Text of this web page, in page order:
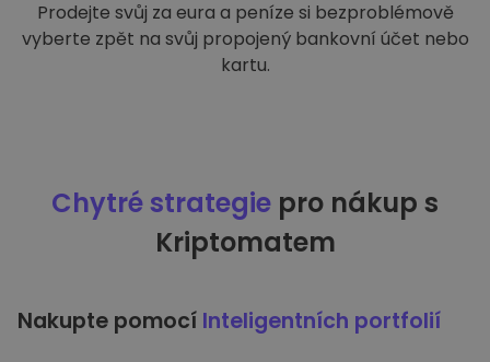
Prodejte svůj za eura a peníze si bezproblémově
vyberte zpět na svůj propojený bankovní účet nebo
kartu.
Chytré strategie pro nákup s
Kriptomatem
Nakupte pomocí Inteligentních portfolií